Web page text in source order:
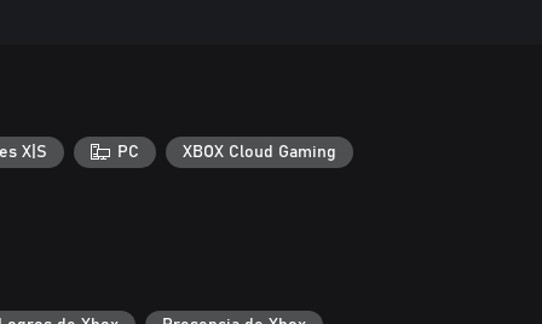
X|S PC XBOX Cloud Gaming